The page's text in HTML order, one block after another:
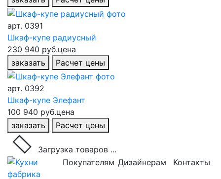
арт. 0391
Шкаф-купе радиусный
230 940 руб.цена
заказать
Расчет цены
арт. 0392
Шкаф-купе Элефант
100 940 руб.цена
заказать
Расчет цены
Загрузка товаров ...
Покупателям Дизайнерам Контакты